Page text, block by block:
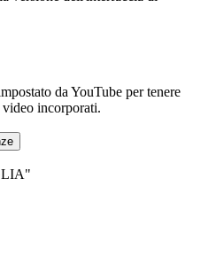
da YouTube per tenere
incorporati.